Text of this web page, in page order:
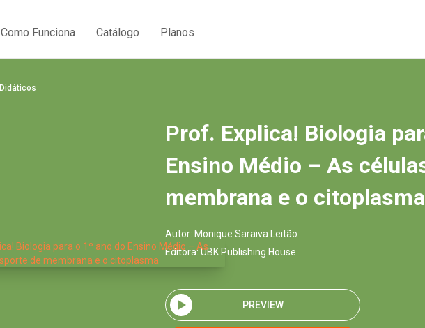
Como Funciona Catálogo Planos
Didáticos
Prof. Explica! Biologia
Ensino Médio – As
membrana e o citoplasma
Autor: Monique Saraiva Leitão
Editora:UBK Publishing House
PREVIEW